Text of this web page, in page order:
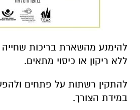
להימנע מהשארת בריכות שחייה
ללא ריקון או כיסוי מתאים.
להתקין רשתות על פתחים
במידת הצורך.